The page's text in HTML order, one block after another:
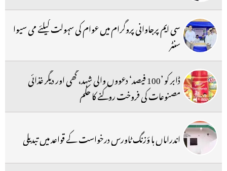
سی ایم پرجاوانی پروگرام میں عوام کی سہولت کیلئے می سیوا
سنٹر
ڈابر کو ’100 فیصد‘ دعووں والی شہد، گھی اور دیگر غذائی
مصنوعات کی فروخت روکنے کا حکم
اندراماں ہا ؤزنگ ٹاورس درخواست کے قواعد میں تبدیلی